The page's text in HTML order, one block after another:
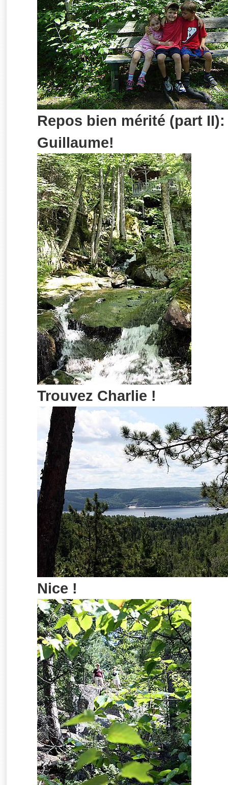
Repos bien mérité (part
Guillaume!
Trouvez Charlie !
Nice !